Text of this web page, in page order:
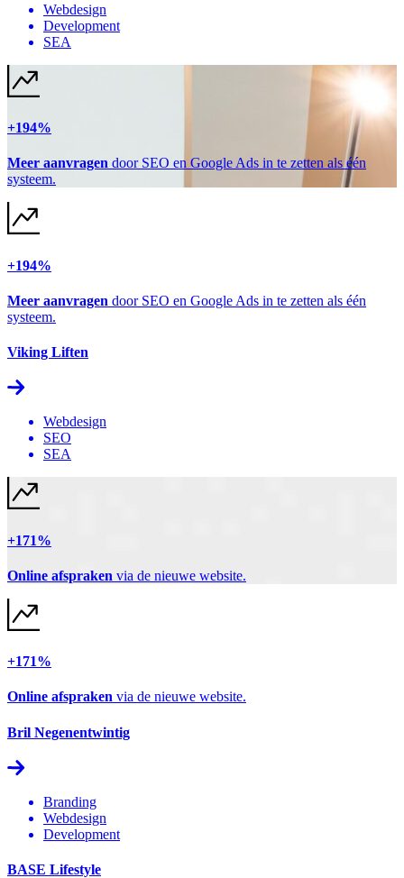
Webdesign
Development
SEA
+194%
Meer aanvragen door SEO en Google Ads in te zetten als één
systeem.
+194%
Meer aanvragen door SEO en Google Ads in te zetten als één
systeem.
Viking Liften
Webdesign
SEO
SEA
+171%
Online afspraken via de nieuwe website.
+171%
Online afspraken via de nieuwe website.
Bril Negenentwintig
Branding
Webdesign
Development
BASE Lifestyle